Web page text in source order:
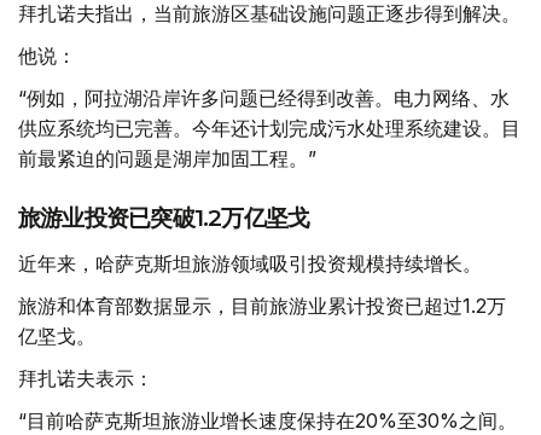
拜扎诺夫指出，当前旅游区基础设施问题正逐步得到解决。
他说：
“例如，阿拉湖沿岸许多问题已经得到改善。电力网络、水
供应系统均已完善。今年还计划完成污水处理系统建设。目
前最紧迫的问题是湖岸加固工程。”
旅游业投资已突破1.2万亿坚戈
近年来，哈萨克斯坦旅游领域吸引投资规模持续增长。
旅游和体育部数据显示，目前旅游业累计投资已超过1.2万
亿坚戈。
拜扎诺夫表示：
“目前哈萨克斯坦旅游业增长速度保持在20%至30%之间。